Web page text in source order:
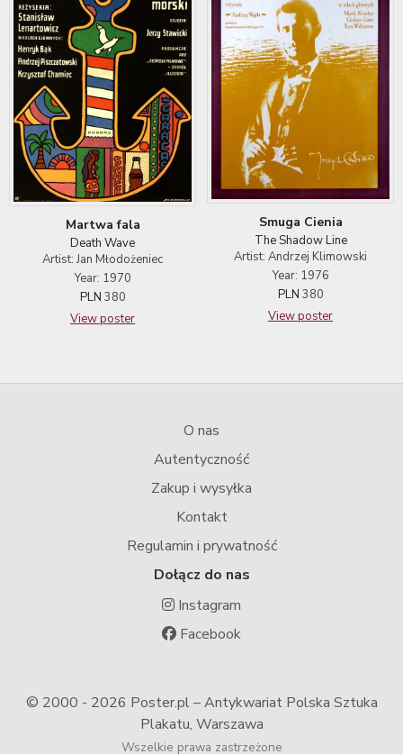
Martwa fala
Death Wave
Artist: Jan Młodożeniec
Year: 1970
PLN 380
View poster
Smuga Cienia
The Shadow Line
Artist: Andrzej Klimowski
Year: 1976
PLN 380
View poster
O nas
Autentyczność
Zakup i wysyłka
Kontakt
Regulamin i prywatność
Dołącz do nas
Instagram
Facebook
© 2000 - 2026 Poster.pl – Antykwariat Polska Sztuka
Plakatu, Warszawa
Wszelkie prawa zastrzeżone